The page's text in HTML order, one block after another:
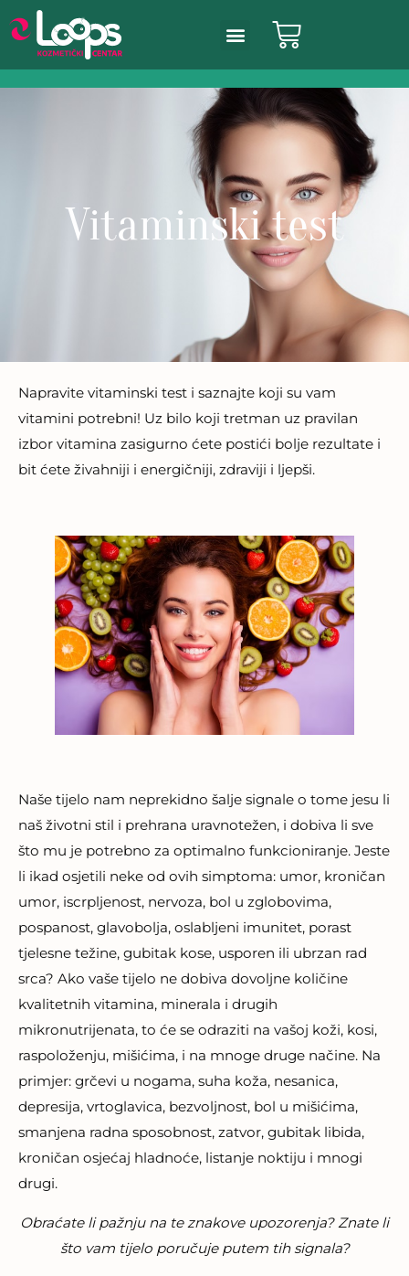
Vitaminski test
Napravite vitaminski test i saznajte koji su vam
vitamini potrebni! Uz bilo koji tretman uz pravilan
izbor vitamina zasigurno ćete postići bolje rezultate i
bit ćete živahniji i energičniji, zdraviji i ljepši.
Naše tijelo nam neprekidno šalje signale o tome jesu li
naš životni stil i prehrana uravnotežen, i dobiva li sve
što mu je potrebno za optimalno funkcioniranje. Jeste
li ikad osjetili neke od ovih simptoma: umor, kroničan
umor, iscrpljenost, nervoza, bol u zglobovima,
pospanost, glavobolja, oslabljeni imunitet, porast
tjelesne težine, gubitak kose, usporen ili ubrzan rad
srca? Ako vaše tijelo ne dobiva dovoljne količine
kvalitetnih vitamina, minerala i drugih
mikronutrijenata, to će se odraziti na vašoj koži, kosi,
raspoloženju, mišićima, i na mnoge druge načine. Na
primjer: grčevi u nogama, suha koža, nesanica,
depresija, vrtoglavica, bezvoljnost, bol u mišićima,
smanjena radna sposobnost, zatvor, gubitak libida,
kroničan osjećaj hladnoće, listanje noktiju i mnogi
drugi.
Obraćate li pažnju na te znakove upozorenja? Znate li
što vam tijelo poručuje putem tih signala?